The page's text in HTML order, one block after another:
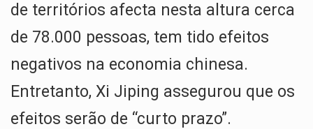
de territórios afecta nesta altura cerca
de 78.000 pessoas, tem tido efeitos
negativos na economia chinesa.
Entretanto, Xi Jiping assegurou que os
efeitos serão de “curto prazo”.